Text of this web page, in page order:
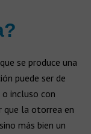
se produce una
puede ser de
incluso con
que la otorrea en
más bien un